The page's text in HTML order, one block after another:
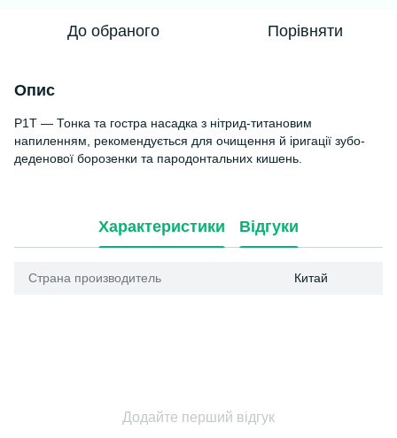
До обраного Порівняти
Опис
P1T — Тонка та гостра насадка з нітрид-титановим
напиленням, рекомендується для очищення й іригації зубо-
деденової борозенки та пародонтальних кишень.
Характеристики Відгуки
Страна производитель Китай
Додайте перший відгук